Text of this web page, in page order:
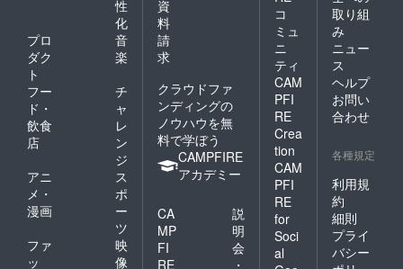
性
化
プロ
ダク
ト
音
楽
フー
ド・
飲食
店
チ
ャ
レ
ン
ジ
アニ
メ・
漫画
ス
ポ
ー
ツ
ファ
ッ
映
像
資
料
請
求
クラウドファ
ンディングの
ノウハウを無
料で学ぼう
CAMPFIRE
アカデミー
CA
MP
FI
RE
説
明
会
・
コ
ミュ
ニ
ティ
CAM
PFI
RE
Crea
tion
CAM
PFI
RE
for
Soci
al
取り組
み
ニュー
ス
ヘルプ
お問い
合わせ
各種規定
利用規
約
細則
プライ
バシー